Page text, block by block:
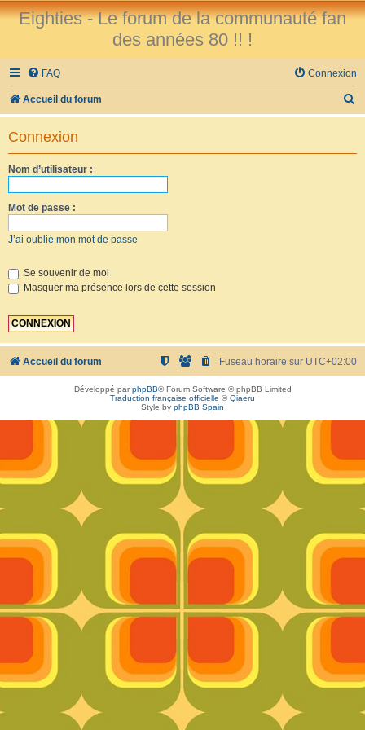
Eighties - Le forum de la communauté fan
des années 80 !! !
FAQ Connexion
Accueil du forum
e
Connexion
Nom d’utilisateur :
Mot de passe :
J’ai oublié mon mot de passe
Se souvenir de moi
Masquer ma présence lors de cette session
Accueil du forum Fuseau horaire sur UTC+02:00
Développé parphpBB® Forum Software © phpBB Limited
Traduction française officielle ©Qiaeru
Style by phpBB Spain